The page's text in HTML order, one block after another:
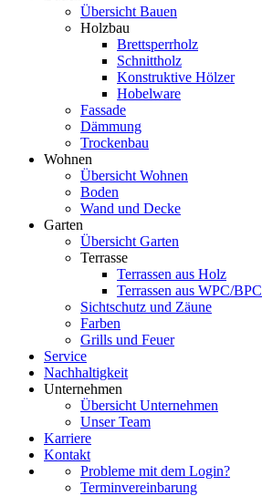
Übersicht Bauen
Holzbau
Brettsperrholz
Schnittholz
Konstruktive Hölzer
Hobelware
Fassade
Dämmung
Trockenbau
Wohnen
Übersicht Wohnen
Boden
Wand und Decke
Garten
Übersicht Garten
Terrasse
Terrassen aus Holz
Terrassen aus WPC/BPC
Sichtschutz und Zäune
Farben
Grills und Feuer
Service
Nachhaltigkeit
Unternehmen
Übersicht Unternehmen
Unser Team
Karriere
Kontakt
Probleme mit dem Login?
Terminvereinbarung